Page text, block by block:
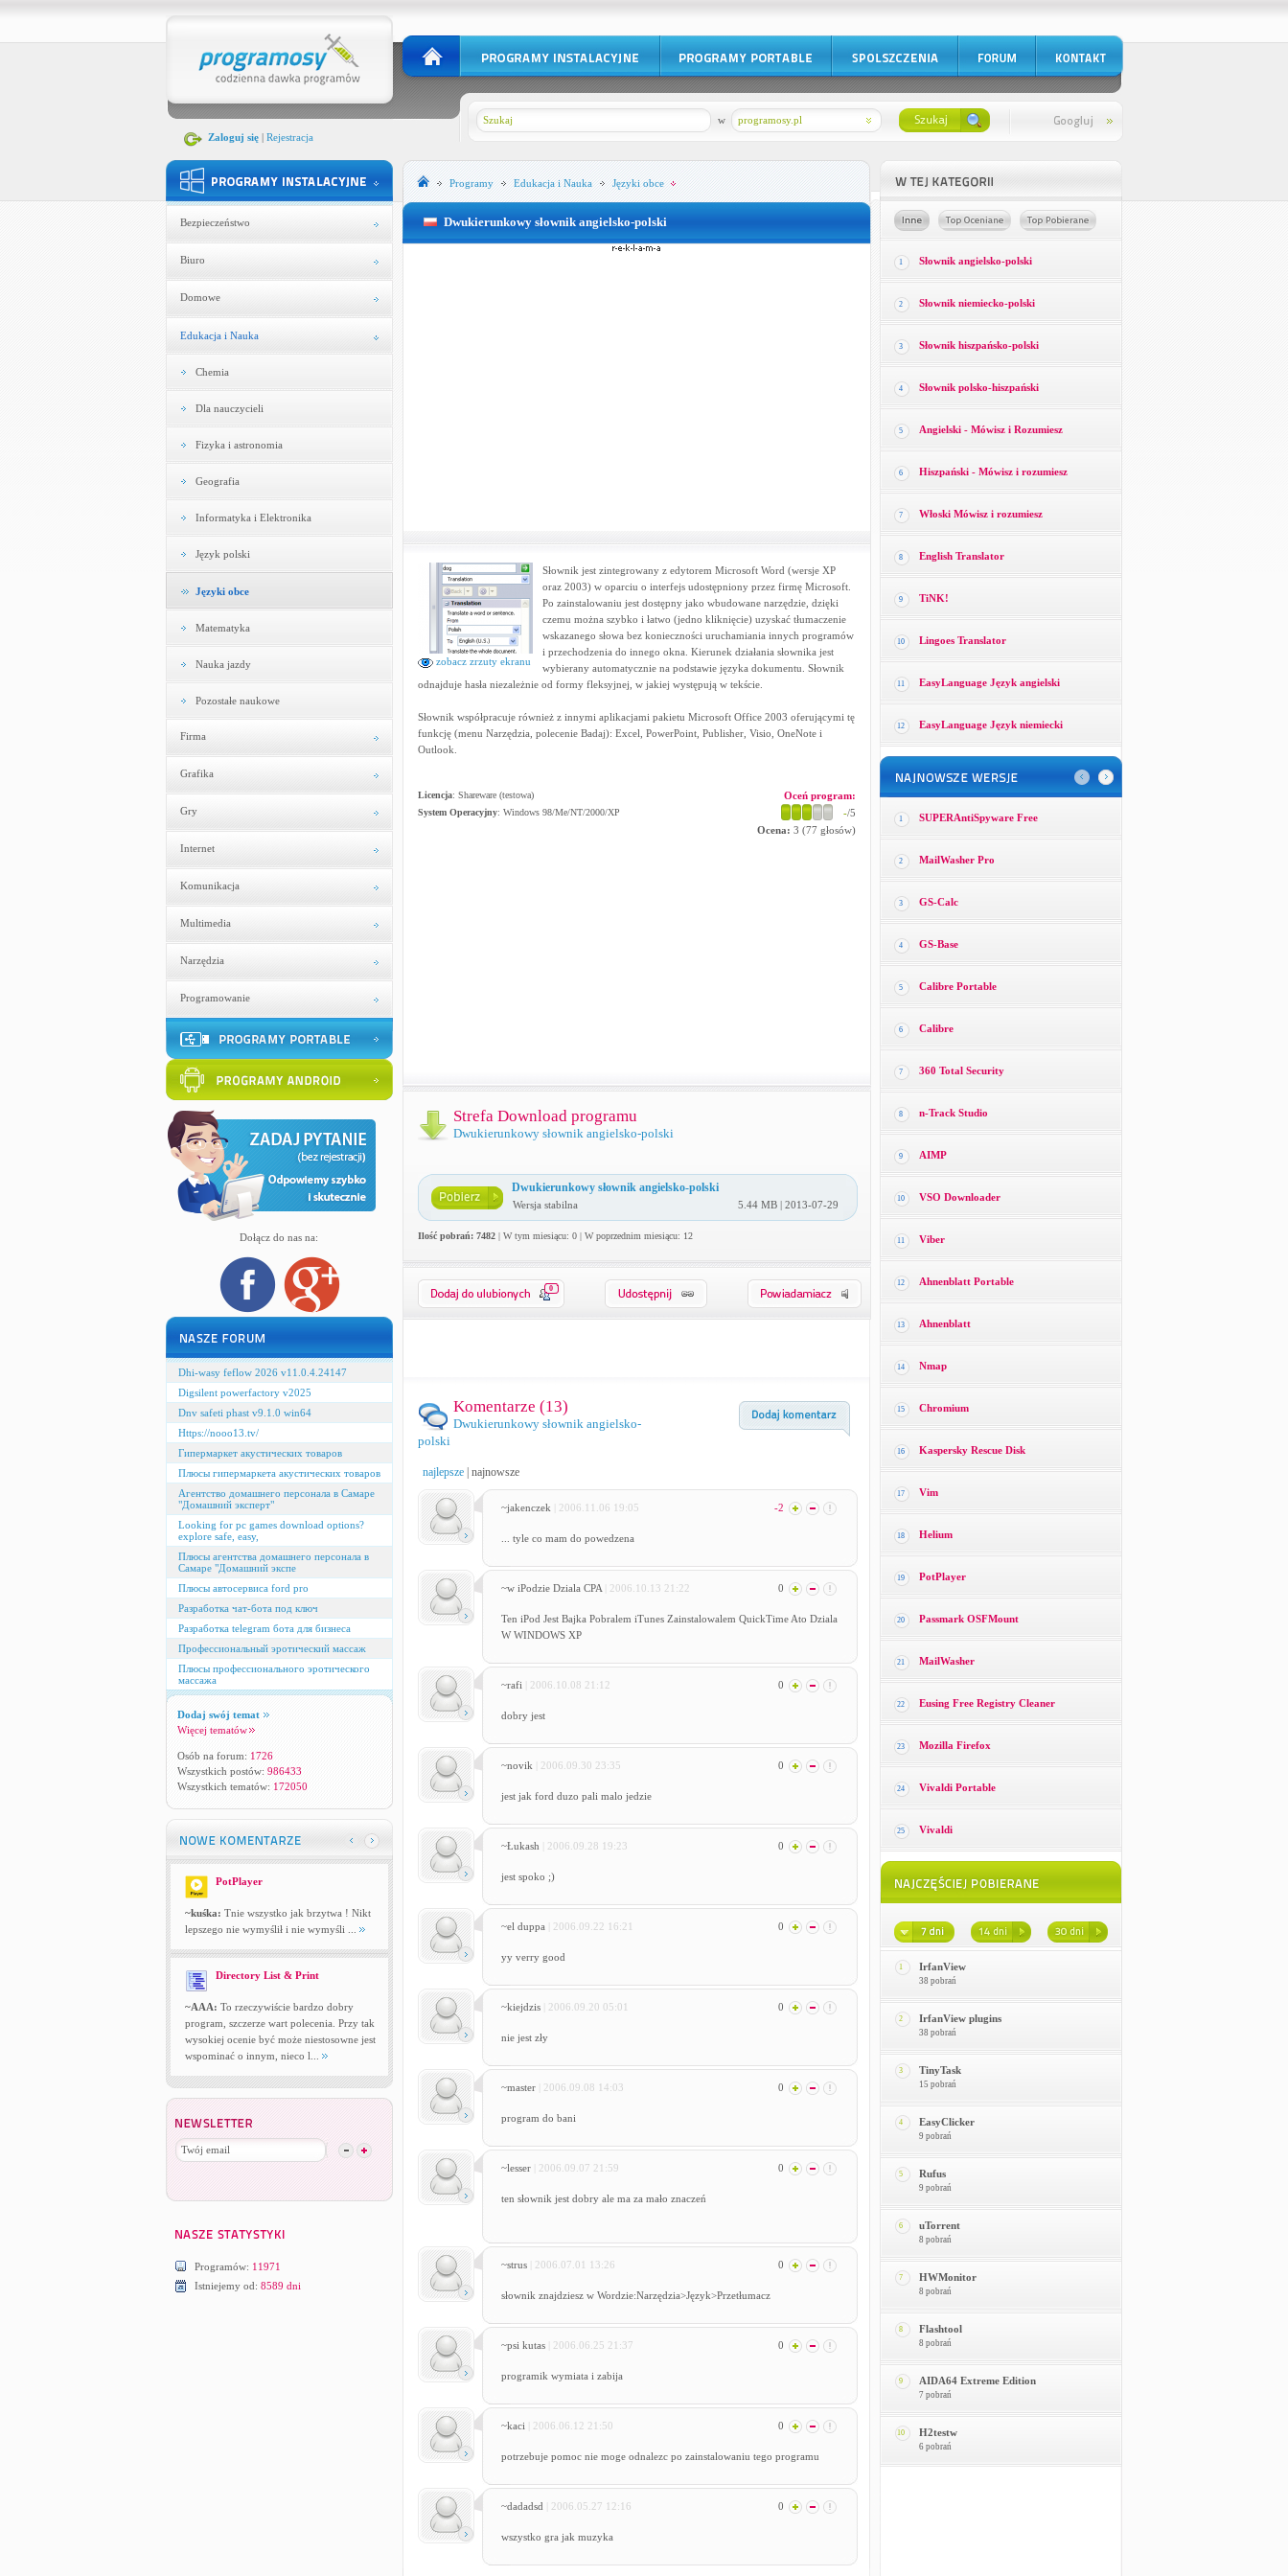
Zaloguj się| Rejestracja
programosy.pl
w
Bezpieczeństwo
Biuro
Domowe
Edukacja i Nauka
Chemia
Dla nauczycieli
Fizyka i astronomia
Geografia
Informatyka i Elektronika
Język polski
Języki obce
Matematyka
Nauka jazdy
Pozostałe naukowe
Firma
Grafika
Gry
Internet
Komunikacja
Multimedia
Narzędzia
Programowanie
Dołącz do nas na:
Dhi-wasy feflow 2026 v11.0.4.24147
Digsilent powerfactory v2025
Dnv safeti phast v9.1.0 win64
Https://nooo13.tv/
Гипермаркет акустических товаров
Плюсы гипермаркета акустических товаров
Агентство домашнего персонала в Самаре
"Домашний эксперт"
Looking for pc games download options?
explore safe, easy,
Плюсы агентства домашнего персонала в
Самаре "Домашний экспе
Плюсы автосервиса ford pro
Разработка чат-бота под ключ
Разработка telegram бота для бизнеса
Профессиональный эротический массаж
Плюсы профессионального эротического
массажа
Dodaj swój temat
Więcej tematów
Osób na forum: 1726
Wszystkich postów: 986433
Wszystkich tematów: 172050
PotPlayer
~kuśka: Tnie wszystko jak brzytwa ! Nikt
lepszego nie wymyślił i nie wymyśli ...
Directory List & Print
~AAA: To rzeczywiście bardzo dobry
program, szczerze wart polecenia. Przy tak
wysokiej ocenie być może niestosowne jest
wspominać o innym, nieco l...
Programów: 11971
Istniejemy od: 8589 dni
Programy Edukacja i Nauka Języki obce
Dwukierunkowy słownik angielsko-polski
zobacz zrzuty ekranu
Słownik jest zintegrowany z edytorem Microsoft Word (wersje XP
oraz 2003) w oparciu o interfejs udostępniony przez firmę Microsoft.
Po zainstalowaniu jest dostępny jako wbudowane narzędzie, dzięki
czemu można szybko i łatwo (jedno kliknięcie) uzyskać tłumaczenie
wskazanego słowa bez konieczności uruchamiania innych programów
i przechodzenia do innego okna. Kierunek działania słownika jest
wybierany automatycznie na podstawie języka dokumentu. Słownik
odnajduje hasła niezależnie od formy fleksyjnej, w jakiej występują w tekście.
Słownik współpracuje również z innymi aplikacjami pakietu Microsoft Office 2003 oferującymi tę
funkcję (menu Narzędzia, polecenie Badaj): Excel, PowerPoint, Publisher, Visio, OneNote i
Outlook.
Licencja: Shareware (testowa)
System Operacyjny: Windows 98/Me/NT/2000/XP
Oceń program:
-/5
Ocena: 3 (77 głosów)
Strefa Download programu
Dwukierunkowy słownik angielsko-polski
Dwukierunkowy słownik angielsko-polski
Wersja stabilna 5.44 MB | 2013-07-29
Ilość pobrań: 7482| W tym miesiącu: 0 | W poprzednim miesiącu: 12
0
Komentarze (13)
Dwukierunkowy słownik angielsko-
polski
najlepsze| najnowsze
~jakenczek | 2006.11.06 19:05 -2
... tyle co mam do powedzena
~w iPodzie Dziala CPA | 2006.10.13 21:22 0
Ten iPod Jest Bajka Pobralem iTunes Zainstalowalem QuickTime Ato Dziala
W WINDOWS XP
~rafi | 2006.10.08 21:12 0
dobry jest
~novik | 2006.09.30 23:35 0
jest jak ford duzo pali malo jedzie
~Łukash | 2006.09.28 19:23 0
jest spoko ;)
~el duppa | 2006.09.22 16:21 0
yy verry good
~kiejdzis | 2006.09.20 05:01 0
nie jest zły
~master | 2006.09.08 14:03 0
program do bani
~lesser | 2006.09.07 21:59 0
ten słownik jest dobry ale ma za mało znaczeń
~strus | 2006.07.01 13:26 0
słownik znajdziesz w Wordzie:Narzędzia>Język>Przetłumacz
~psi kutas | 2006.06.25 21:37 0
programik wymiata i zabija
~kaci | 2006.06.12 21:50 0
potrzebuje pomoc nie moge odnalezc po zainstalowaniu tego programu
~dadadsd | 2006.05.27 12:16 0
wszystko gra jak muzyka
1 Słownik angielsko-polski
2 Słownik niemiecko-polski
3 Słownik hiszpańsko-polski
4 Słownik polsko-hiszpański
5 Angielski - Mówisz i Rozumiesz
6 Hiszpański - Mówisz i rozumiesz
7 Włoski Mówisz i rozumiesz
8 English Translator
9 TiNK!
10 Lingoes Translator
11 EasyLanguage Język angielski
12 EasyLanguage Język niemiecki
1 SUPERAntiSpyware Free
2 MailWasher Pro
3 GS-Calc
4 GS-Base
5 Calibre Portable
6 Calibre
7 360 Total Security
8 n-Track Studio
9 AIMP
10 VSO Downloader
11 Viber
12 Ahnenblatt Portable
13 Ahnenblatt
14 Nmap
15 Chromium
16 Kaspersky Rescue Disk
17 Vim
18 Helium
19 PotPlayer
20 Passmark OSFMount
21 MailWasher
22 Eusing Free Registry Cleaner
23 Mozilla Firefox
24 Vivaldi Portable
25 Vivaldi
1 IrfanView
38 pobrań
2 IrfanView plugins
38 pobrań
3 TinyTask
15 pobrań
4 EasyClicker
9 pobrań
5 Rufus
9 pobrań
6 uTorrent
8 pobrań
7 HWMonitor
8 pobrań
8 Flashtool
8 pobrań
9 AIDA64 Extreme Edition
7 pobrań
10 H2testw
6 pobrań